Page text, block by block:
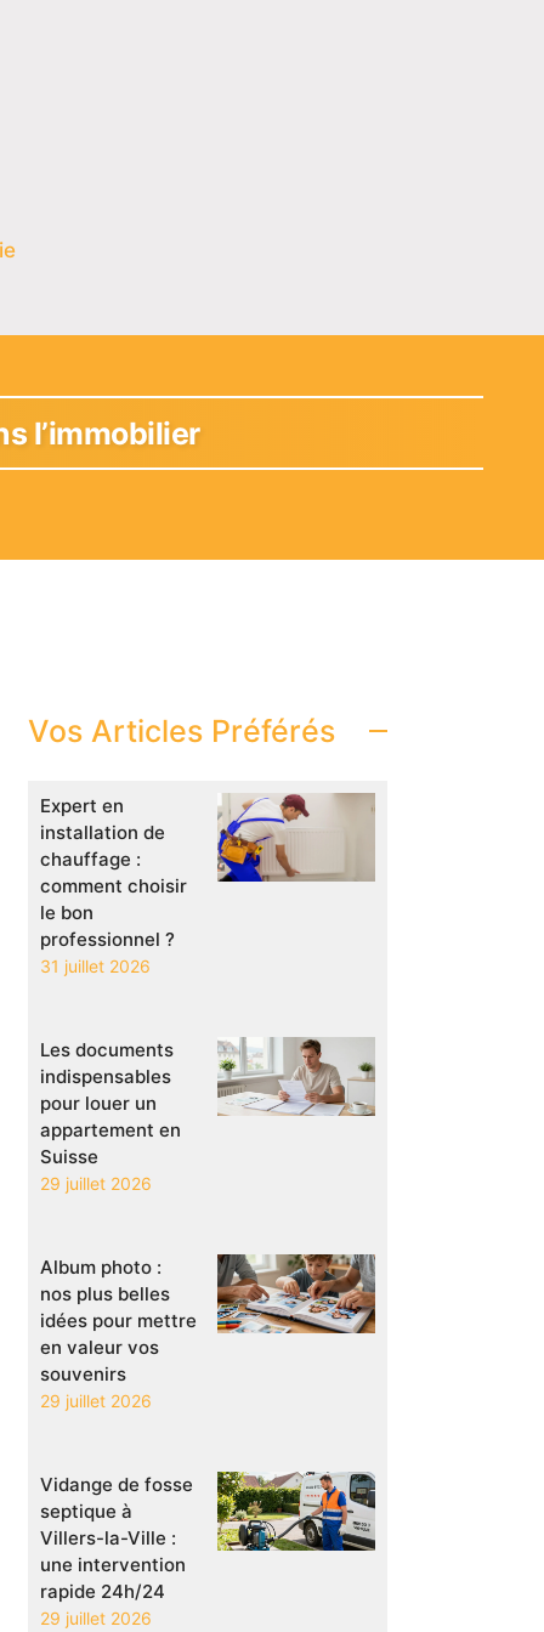
l’immobilier
Vos Articles Préférés
Expert en
installation de
chauffage :
comment choisir
le bon
professionnel ?
31 juillet 2026
Les documents
indispensables
pour louer un
appartement en
Suisse
29 juillet 2026
Album photo :
nos plus belles
idées pour mettre
en valeur vos
souvenirs
29 juillet 2026
Vidange de fosse
septique à
Villers-la-Ville :
une intervention
rapide 24h/24
29 juillet 2026